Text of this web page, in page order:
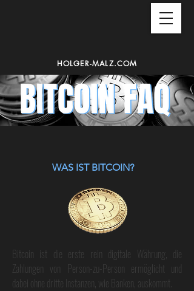
HOLGER-MALZ.COM
WAS IST BITCOIN?
Bitcoin ist die erste rein digitale Währung, die
Zahlungen von Person-zu-Person ermöglicht und
dabei ohne dritte Instanzen, wie Banken, auskommt.